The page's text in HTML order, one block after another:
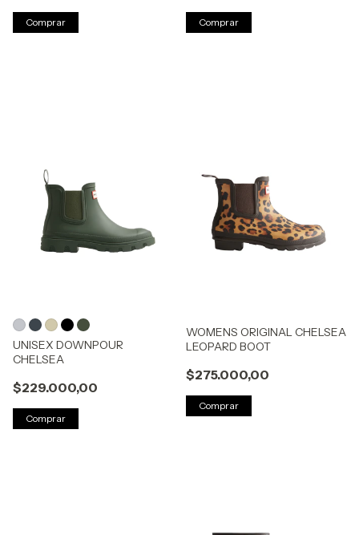
Comprar Comprar
UNISEX DOWNPOUR
CHELSEA
$229.000,00
Comprar
WOMENS ORIGINAL CHELSEA
LEOPARD BOOT
$275.000,00
Comprar